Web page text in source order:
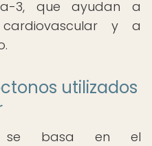
3, que ayudan a
y a
utilizados
se basa en el